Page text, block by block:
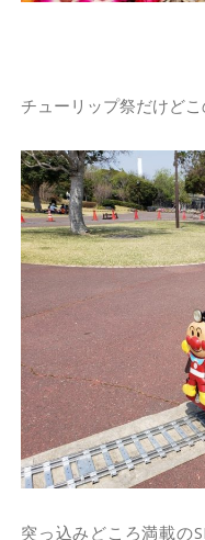
チューリップ祭だけど
突っ込みどころ満載の